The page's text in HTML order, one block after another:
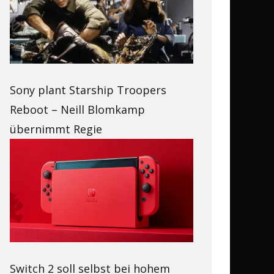
Sony plant Starship Troopers
Reboot – Neill Blomkamp
übernimmt Regie
Switch 2 soll selbst bei hohem